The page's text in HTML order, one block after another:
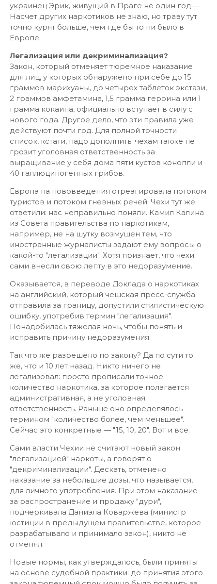
украинец Эрик, живущий в Праге не один год.—
Насчет других наркотиков не знаю, но траву тут
точно курят больше, чем где бы то ни было в
Европе.
Легализация или декриминализация?
Закон, который отменяет тюремное наказание
для лиц, у которых обнаружено при себе до 15
граммов марихуаны, до четырех таблеток экстази,
2 граммов амфетамина, 1,5 грамма героина или 1
грамма кокаина, официально вступает в силу с
нового года. Другое дело, что эти правила уже
действуют почти год. Для полной точности
список, кстати, надо дополнить: чехам также не
грозит уголовная ответственность за
выращивание у себя дома пяти кустов конопли и
40 галлюциногенных грибов.
Европа на нововведения отреагировала потоком
туристов и потоком гневных речей. Чехи тут же
ответили: нас неправильно поняли. Камил Калина
из Совета правительства по наркотикам,
например, не на шутку возмущен тем, что
иностранные журналисты задают ему вопросы о
какой-то "легализации". Хотя признает, что чехи
сами внесли свою лепту в это недоразумение.
Оказывается, в переводе Доклада о наркотиках
на английский, который чешская пресс-служба
отправила за границу, допустили стилистическую
ошибку, употребив термин "легализация".
Понадобилась тяжелая ночь, чтобы понять и
исправить причину недоразумения.
Так что же разрешено по закону? Да по сути то
же, что и 10 лет назад. Никто ничего не
легализовал: просто прописали точное
количество наркотика, за которое полагается
административная, а не уголовная
ответственность. Раньше оно определялось
термином "количество более, чем меньшее".
Сейчас это конкретные — "15, 10, 20". Вот и все.
Сами власти Чехии не считают новый закон
"легализацией" наркоты, а говорят о
"декриминализации". Дескать, отменено
наказание за небольшие дозы, что называется,
для личного употребления. При этом наказание
за распространение и продажу "дури",
подчеркивала Даниэла Коваржева (министр
юстиции в предыдущем правительстве, которое
разрабатывало и принимало закон), никто не
отменял.
Новые нормы, как утверждалось, были приняты
на основе судебной практики: до принятия этого